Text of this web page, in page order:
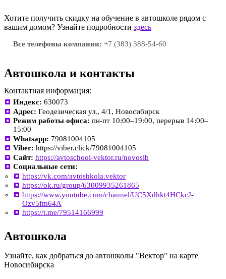
Хотите получить скидку на обучение в автошколе рядом с
вашим домом? Узнайте подробности здесь
Все телефоны компании: +7 (383) 388-54-60
Автошкола и контакты
Контактная информация:
Индекс: 630073
Адрес: Геодезическая ул., 4/1, Новосибирск
Режим работы офиса: пн-пт 10:00–19:00, перерыв 14:00–
15:00
Whatsapp: 79081004105
Viber: https://viber.click/79081004105
Сайт: https://avtoschool-vektor.ru/novosib
Социальные сети:
https://vk.com/avtoshkola.vektor
https://ok.ru/group/63009935261865
https://www.youtube.com/channel/UC5Xdhkt4HCkcJ-
Ozv5fm64A
https://t.me/79514166999
Автошкола
Узнайте, как добраться до автошколы "Вектор" на карте
Новосибирска